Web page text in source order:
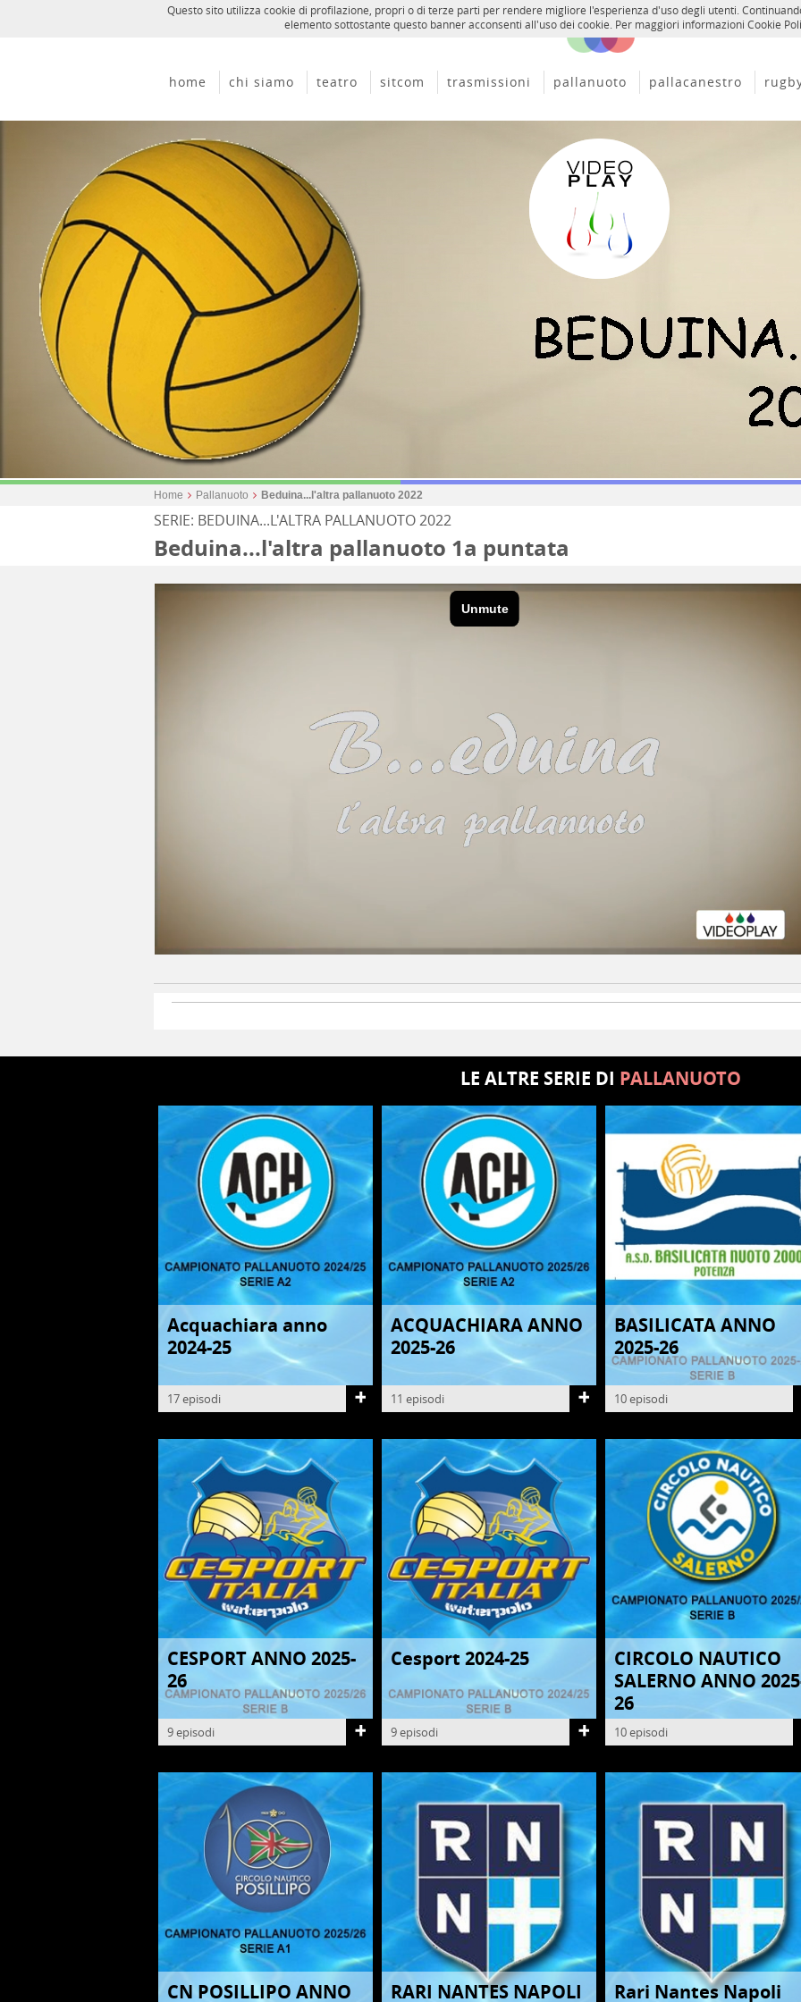
Questo sito utilizza cookie di profilazione, propri o di terze parti per rendere migliore l'esperienza d'uso degli utenti.
elemento sottostante questo banner acconsenti all'uso dei cookie. Per maggiori informazioni Cookie
home chi siamo teatro sitcom trasmissioni pallanuoto pallacanestro
Home Pallanuoto Beduina...l'altra pallanuoto 2022
SERIE: BEDUINA...L'ALTRA PALLANUOTO 2022
Beduina...l'altra pallanuoto 1a puntata
LE ALTRE SERIE DI PALLANUOTO
PALLANUOTO
Acquachiara anno
2024-25
17 episodi
PALLANUOTO
ACQUACHIARA ANNO
2025-26
11 episodi
PALLANUOTO
BASILICATA ANNO
2025-26
10 episodi
PALLANUOTO
CESPORT ANNO 2025-
26
9 episodi
PALLANUOTO
Cesport 2024-25
9 episodi
PALLANUOTO
CIRCOLO NAUTICO
SALERNO ANNO
26
10 episodi
PALLANUOTO
CN POSILLIPO ANNO
PALLANUOTO
RARI NANTES NAPOLI
PALLANUOTO
Rari Nantes Napoli